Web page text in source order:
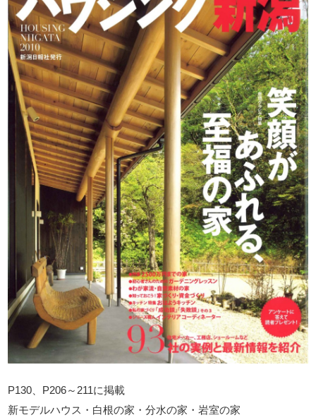
P130、P206～211に掲載
新モデルハウス・白根の家・分水の家・岩室の家